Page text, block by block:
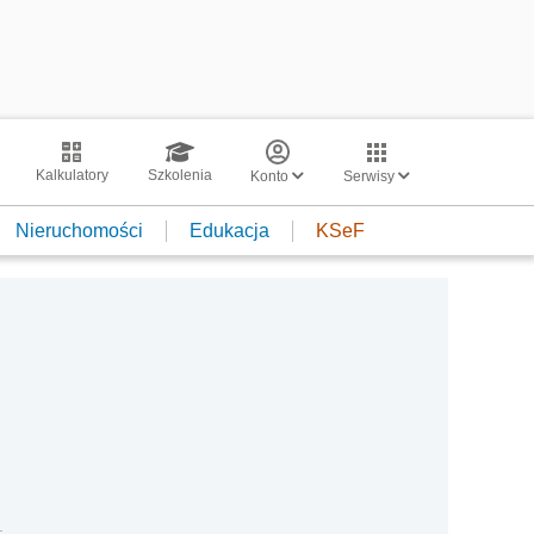
Kalkulatory Szkolenia Konto Serwisy
Nieruchomości Edukacja KSeF